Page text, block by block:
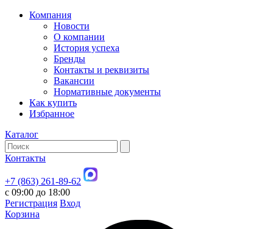
Компания
Новости
О компании
История успеха
Бренды
Контакты и реквизиты
Вакансии
Нормативные документы
Как купить
Избранное
Каталог
Контакты
+7 (863) 261-89-62
с 09:00 до 18:00
Регистрация Вход
Корзина